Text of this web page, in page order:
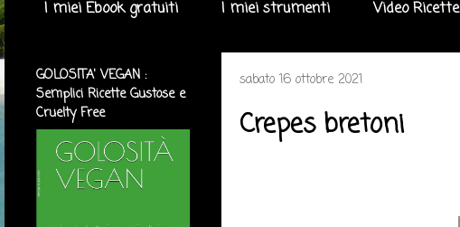
I miei Ebook gratuiti I miei strumenti Video Ricette
sabato 16 ottobre 2021
Crepes bretoni
GOLOSITA' VEGAN :
Semplici Ricette Gustose e
Cruelty Free